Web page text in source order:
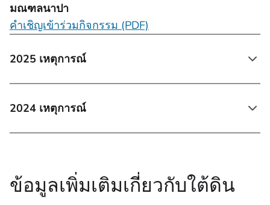
มณฑลนาปา
คําเชิญเข้าร่วมกิจกรรม (PDF)
2025 เหตุการณ์
2024 เหตุการณ์
ข้อมูลเพิ่มเติมเกี่ยวกับใต้ดิน